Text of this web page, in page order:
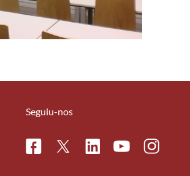
Seguiu-nos
FacebookTwitterLinkedinYoutubeInstagram